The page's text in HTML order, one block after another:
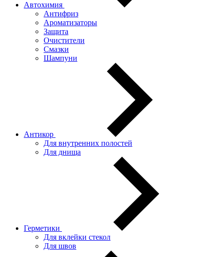
Автохимия
Антифриз
Ароматизаторы
Защита
Очистители
Смазки
Шампуни
Антикор
Для внутренних полостей
Для днища
Герметики
Для вклейки стекол
Для швов